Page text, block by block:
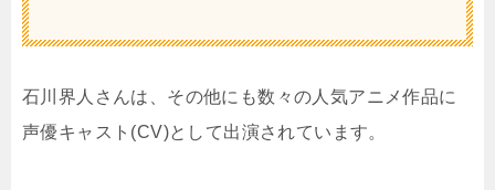
石川界人さんは、その他にも数々の人気アニメ作品に
声優キャスト(CV)として出演されています。